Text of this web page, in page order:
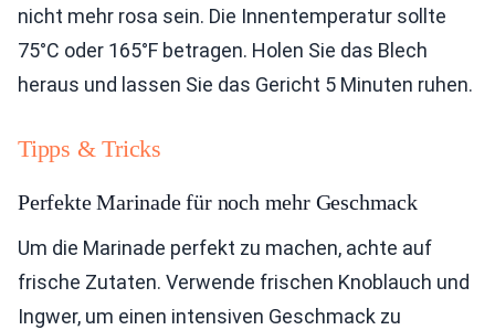
nicht mehr rosa sein. Die Innentemperatur sollte
75°C oder 165°F betragen. Holen Sie das Blech
heraus und lassen Sie das Gericht 5 Minuten ruhen.
Tipps & Tricks
Perfekte Marinade für noch mehr Geschmack
Um die Marinade perfekt zu machen, achte auf
frische Zutaten. Verwende frischen Knoblauch und
Ingwer, um einen intensiven Geschmack zu